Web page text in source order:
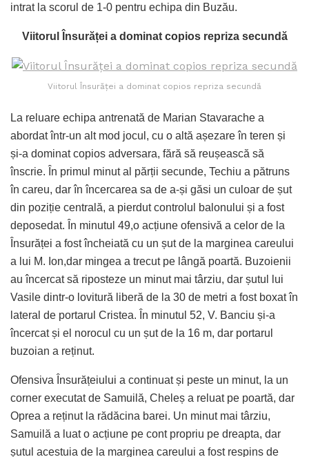
intrat la scorul de 1-0 pentru echipa din Buzău.
Viitorul Însurăței a dominat copios repriza secundă
Viitorul Însurăței a dominat copios repriza secundă
La reluare echipa antrenată de Marian Stavarache a
abordat într-un alt mod jocul, cu o altă așezare în teren și
și-a dominat copios adversara, fără să reușească să
înscrie. În primul minut al părții secunde, Techiu a pătruns
în careu, dar în încercarea sa de a-și găsi un culoar de șut
din poziție centrală, a pierdut controlul balonului și a fost
deposedat. În minutul 49,o acțiune ofensivă a celor de la
Însurăței a fost încheiată cu un șut de la marginea careului
a lui M. Ion,dar mingea a trecut pe lângă poartă. Buzoienii
au încercat să riposteze un minut mai târziu, dar șutul lui
Vasile dintr-o lovitură liberă de la 30 de metri a fost boxat în
lateral de portarul Cristea. În minutul 52, V. Banciu și-a
încercat și el norocul cu un șut de la 16 m, dar portarul
buzoian a reținut.
Ofensiva Însurățeiului a continuat și peste un minut, la un
corner executat de Samuilă, Cheleș a reluat pe poartă, dar
Oprea a reținut la rădăcina barei. Un minut mai târziu,
Samuilă a luat o acțiune pe cont propriu pe dreapta, dar
șutul acestuia de la marginea careului a fost respins de